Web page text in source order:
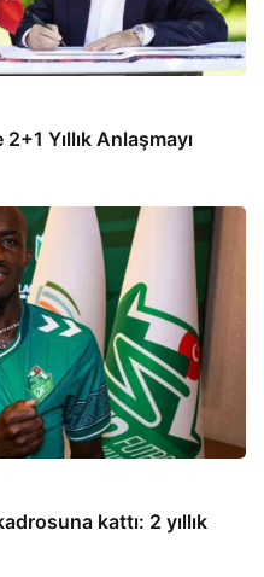
Yıllık Anlaşmayı
kattı: 2 yıllık